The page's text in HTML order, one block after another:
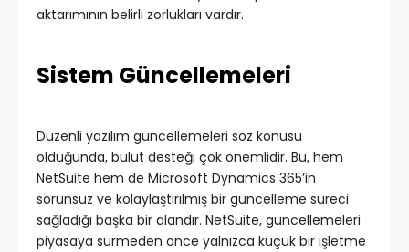
aktarımının belirli zorlukları vardır.
Sistem Güncellemeleri
Düzenli yazılım güncellemeleri söz konusu
olduğunda, bulut desteği çok önemlidir. Bu, hem
NetSuite hem de Microsoft Dynamics 365’in
sorunsuz ve kolaylaştırılmış bir güncelleme süreci
sağladığı başka bir alandır. NetSuite, güncellemeleri
piyasaya sürmeden önce yalnızca küçük bir işletme